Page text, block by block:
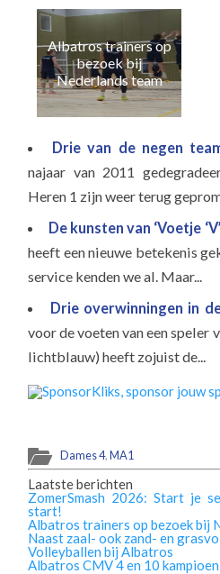
Albatros trainers op
bezoek bij
Nederlands team
Drie van de negen
najaar van 2011
Heren 1 zijn weer terug
De kunsten van ‘Voetje ‘V’
heeft een nieuwe betekenis
service kenden we al. Maar...
Drie overwinningen in
voor de voeten van een speler
lichtblauw) heeft zojuist de...
Dames 4,MA1
Laatste berichten
ZomerSmash 2026: Start je
start!
Albatros trainers op bezoek bij
Naast zaal- ook zand- en
Volleyballen bij Albatros
Albatros CMV 4 en 10 kampioen